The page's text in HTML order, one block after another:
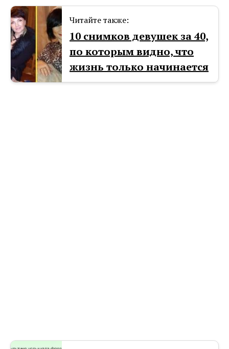
Читайте также:
10 снимков девушек за 40,
по которым видно, что
жизнь только начинается